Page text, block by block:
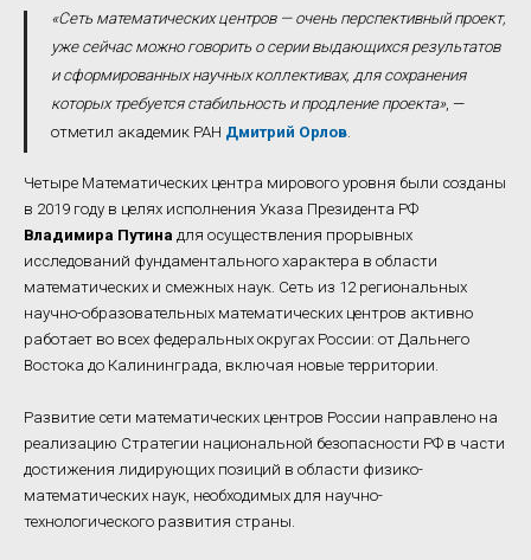
«Сеть математических центров — очень перспективный проект,
уже сейчас можно говорить о серии выдающихся результатов
и сформированных научных коллективах, для сохранения
которых требуется стабильность и продление проекта», —
отметил академик РАН Дмитрий Орлов
Четыре Математических центра мирового уровня были созданы
в 2019 году в целях исполнения Указа Президента РФ
Владимира Путина для осуществления прорывных
исследований фундаментального характера в области
математических и смежных наук. Сеть из 12 региональных
научно-образовательных математических центров активно
работает во всех федеральных округах России: от Дальнего
Востока до Калининграда, включая новые территории.
Развитие сети математических центров России направлено на
реализацию Стратегии национальной безопасности РФ в части
достижения лидирующих позиций в области физико-
математических наук, необходимых для научно-
технологического развития страны.